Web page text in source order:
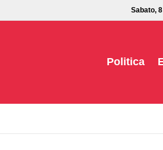
Sabato,
Politica